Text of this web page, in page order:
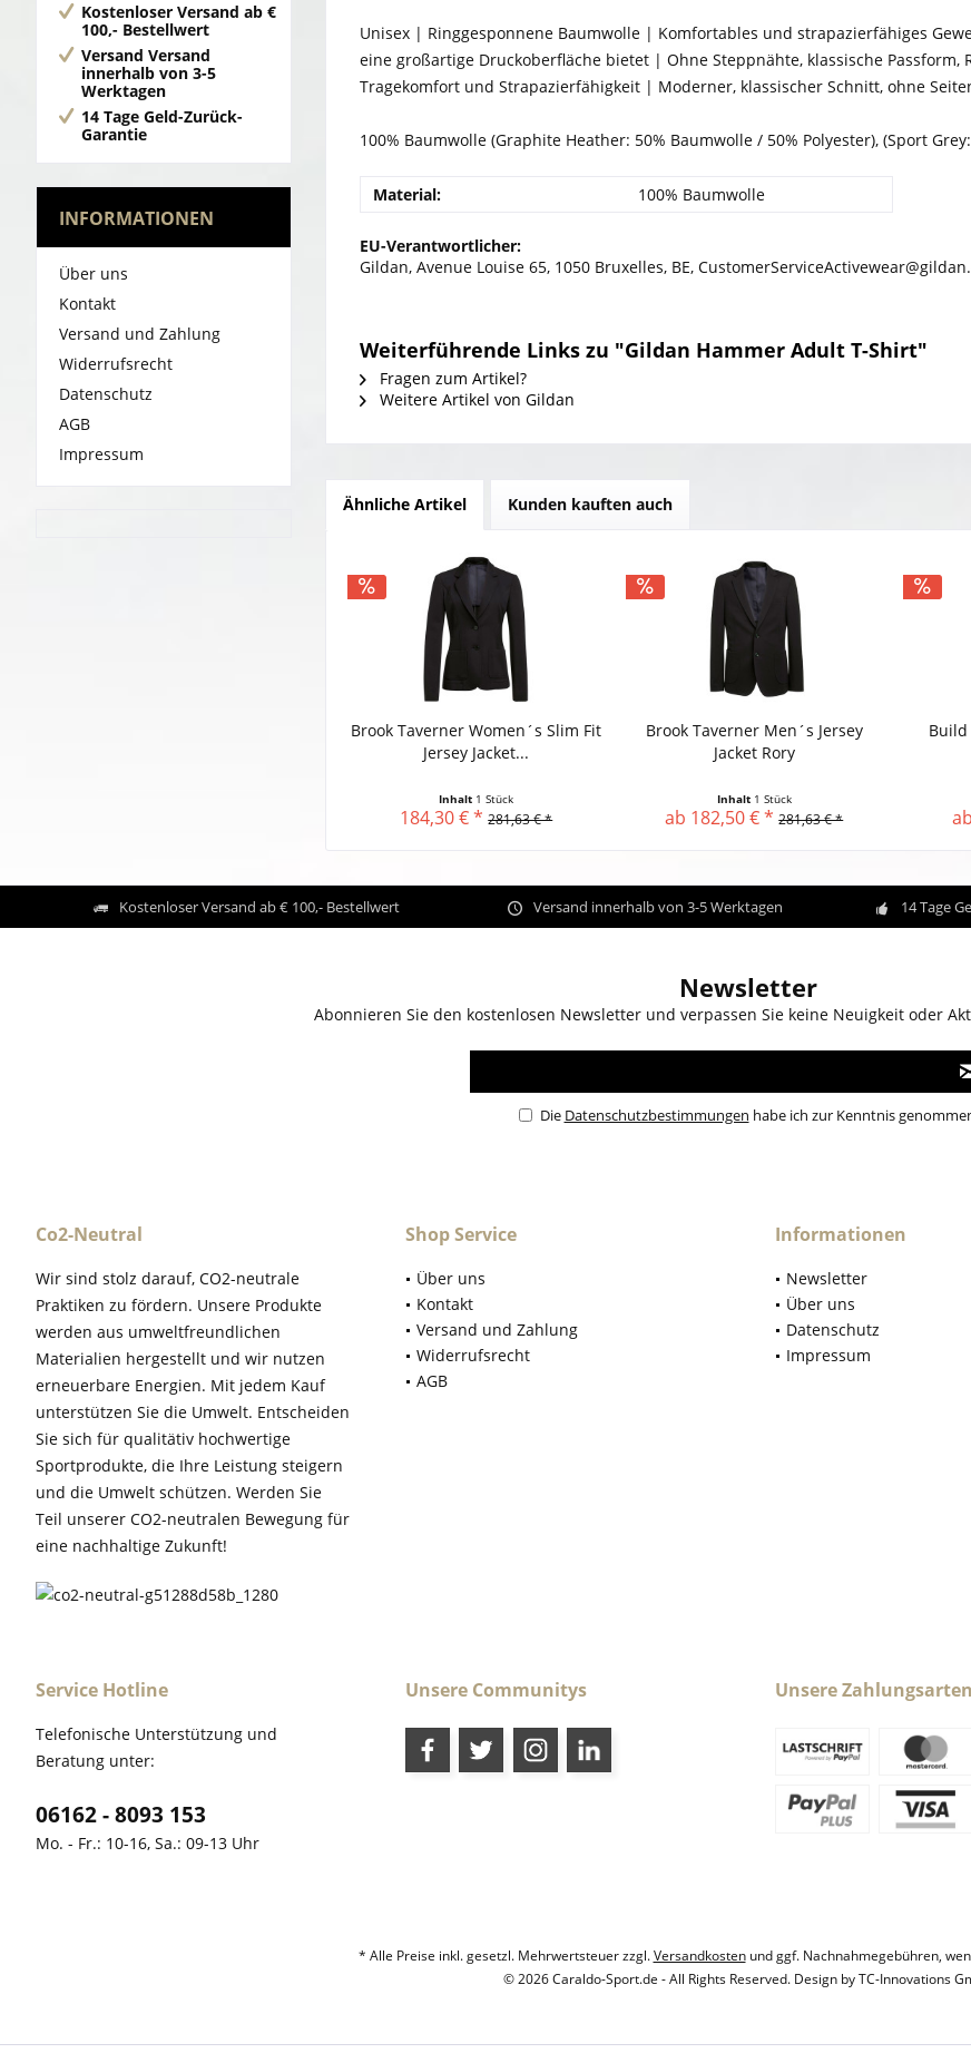
Kostenloser Versand ab €
100,- Bestellwert
Versand Versand
innerhalb von 3-5
Werktagen
14 Tage Geld-Zurück-
Garantie
INFORMATIONEN
Über uns
Kontakt
Versand und Zahlung
Widerrufsrecht
Datenschutz
AGB
Impressum
Unisex | Ringgesponnene Baumwolle | Komfortables und strapazierfähiges
eine großartige Druckoberfläche bietet | Ohne Steppnähte, klassische
Tragekomfort und Strapazierfähigkeit | Moderner, klassischer Schnitt, ohne
100% Baumwolle (Graphite Heather: 50% Baumwolle / 50% Polyester), (Sport
Material: 100% Baumwolle
EU-Verantwortlicher:
Gildan, Avenue Louise 65, 1050 Bruxelles, BE,
Weiterführende Links zu "Gildan Hammer Adult T-Shirt"
Fragen zum Artikel?
Weitere Artikel von Gildan
Ähnliche Artikel Kunden kauften auch
Brook Taverner Women´s Slim Fit
Jersey Jacket...
Inhalt 1 Stück
184,30 € * 281,63 € *
Brook Taverner Men´s Jersey
Jacket Rory
Inhalt 1 Stück
ab 182,50 € * 281,63 € *
Build
Kostenloser Versand ab € 100,- Bestellwert Versand innerhalb von 3-5 Werktagen 14 Tage
Newsletter
Abonnieren Sie den kostenlosen Newsletter und verpassen Sie keine Neuigkeit oder
Die Datenschutzbestimmungen habe ich zur Kenntnis
Co2-Neutral
Wir sind stolz darauf, CO2-neutrale
Praktiken zu fördern. Unsere Produkte
werden aus umweltfreundlichen
Materialien hergestellt und wir nutzen
erneuerbare Energien. Mit jedem Kauf
unterstützen Sie die Umwelt. Entscheiden
Sie sich für qualitätiv hochwertige
Sportprodukte, die Ihre Leistung steigern
und die Umwelt schützen. Werden Sie
Teil unserer CO2-neutralen Bewegung für
eine nachhaltige Zukunft!
Shop Service
Über uns
Kontakt
Versand und Zahlung
Widerrufsrecht
AGB
Informationen
Newsletter
Über uns
Datenschutz
Impressum
Service Hotline
Telefonische Unterstützung und
Beratung unter:
06162 - 8093 153
Mo. - Fr.: 10-16, Sa.: 09-13 Uhr
Unsere Communitys Unsere Zahlungsarten
* Alle Preise inkl. gesetzl. Mehrwertsteuer zzgl.Versandkostenund ggf. Nachnahmegebühren,
© 2026 Caraldo-Sport.de - All Rights Reserved. Design byTC-Innovations